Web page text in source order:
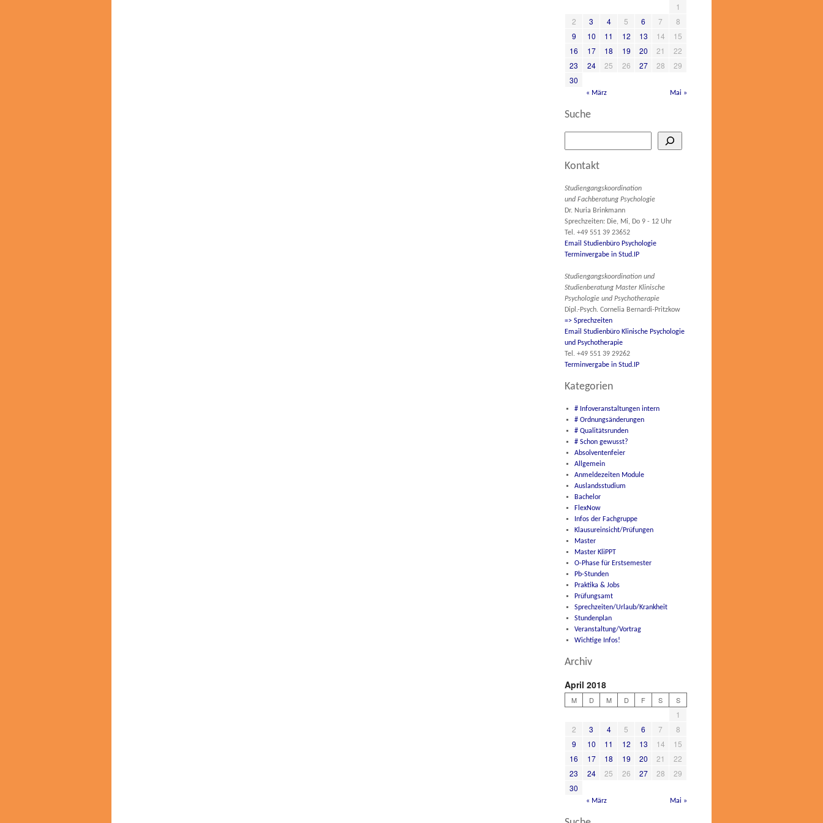
1
2
3 4 5 6 7
8
9
10 11 12 13 14
15
16
17 18 19 20 21
22
23
24 25 26 27 28
29
30
« März Mai »
Suche
Kontakt
Studiengangskoordination
und Fachberatung Psychologie
Dr. Nuria Brinkmann
Sprechzeiten: Die, Mi, Do 9 - 12 Uhr
Tel. +49 551 39 23652
Email Studienbüro Psychologie
Terminvergabe in Stud.IP
Studiengangskoordination und
Studienberatung Master Klinische
Psychologie und Psychotherapie
Dipl.-Psych. Cornelia Bernardi-Pritzkow
=> Sprechzeiten
Email Studienbüro Klinische Psychologie
und Psychotherapie
Tel. +49 551 39 29262
Terminvergabe in Stud.IP
Kategorien
# Infoveranstaltungen intern
# Ordnungsänderungen
# Qualitätsrunden
# Schon gewusst?
Absolventenfeier
Allgemein
Anmeldezeiten Module
Auslandsstudium
Bachelor
FlexNow
Infos der Fachgruppe
Klausureinsicht/Prüfungen
Master
Master KliPPT
O-Phase für Erstsemester
Pb-Stunden
Praktika & Jobs
Prüfungsamt
Sprechzeiten/Urlaub/Krankheit
Stundenplan
Veranstaltung/Vortrag
Wichtige Infos!
Archiv
April 2018
M D M D F S S
1
2
3 4 5 6 7
8
9
10 11 12 13 14
15
16
17 18 19 20 21
22
23
24 25 26 27 28
29
30
« März Mai »